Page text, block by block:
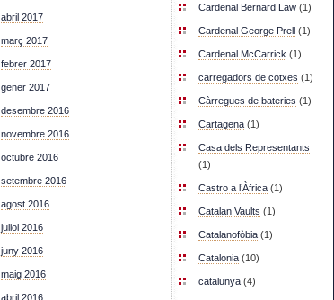
abril 2017
març 2017
febrer 2017
gener 2017
desembre 2016
novembre 2016
octubre 2016
setembre 2016
agost 2016
juliol 2016
juny 2016
maig 2016
abril 2016
Cardenal Bernard Law (1)
Cardenal George Prell (1)
Cardenal McCarrick (1)
carregadors de cotxes (1)
Càrregues de bateries (1)
Cartagena (1)
Casa dels Representants
(1)
Castro a l’Àfrica (1)
Catalan Vaults (1)
Catalanofòbia (1)
Catalonia (10)
catalunya (4)